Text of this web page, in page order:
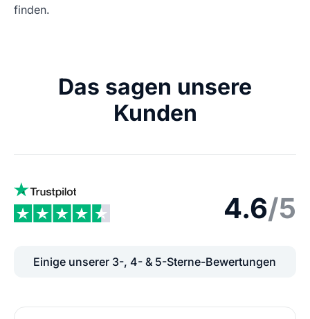
finden.
Das sagen unsere
Kunden
4.6/5
Einige unserer 3-, 4- & 5-Sterne-Bewertungen